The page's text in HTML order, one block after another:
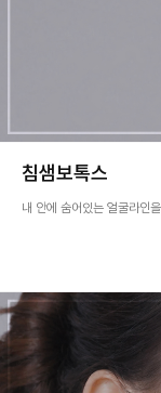
침샘보톡스
내 안에 숨어있는 얼굴라인